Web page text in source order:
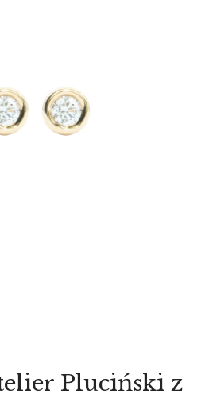
Pluciński z